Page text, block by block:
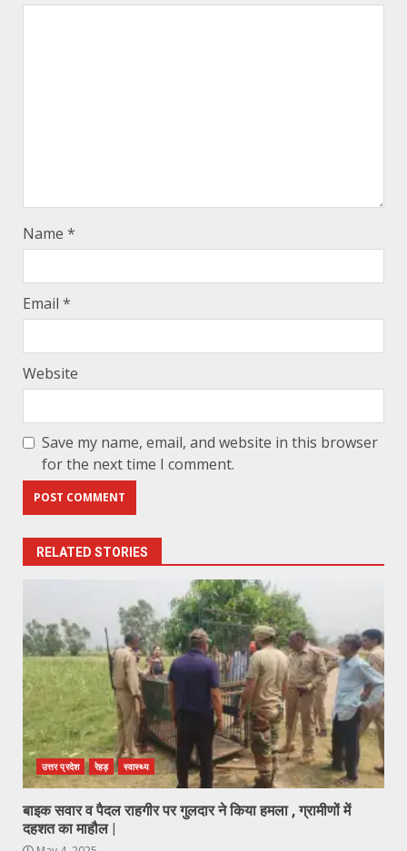
Name *
Email *
Website
Save my name, email, and website in this browser
for the next time I comment.
RELATED STORIES
उत्तर प्रदेश रेहड़ स्वास्थ्य
बाइक सवार व पैदल राहगीर पर गुलदार ने किया हमला , ग्रामीणों में
दहशत का माहौल |